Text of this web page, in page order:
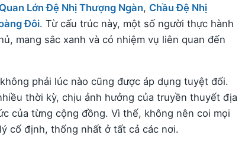
Quan Lớn Đệ Nhị Thượng Ngàn, Chầu Đệ Nhị
Đôi. Từ cấu trúc này, một số người thực hành
mang sắc xanh và có nhiệm vụ liên quan đến
phải lúc nào cũng được áp dụng tuyệt đối.
thời kỳ, chịu ảnh hưởng của truyền thuyết địa
của từng cộng đồng. Vì thế, không nên coi mọi
cố định, thống nhất ở tất cả các nơi.